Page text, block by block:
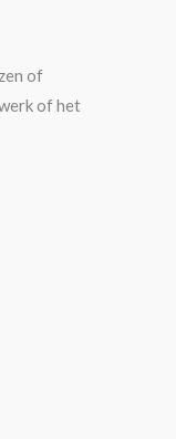
of
of het